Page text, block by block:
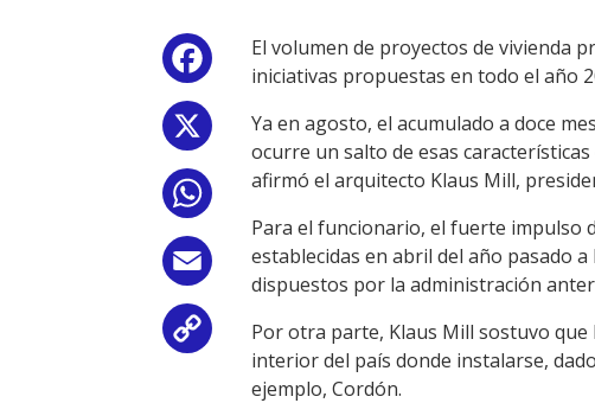
Facebook
Email
Copy
Link
El volumen de proyectos de vivienda
iniciativas propuestas en todo el año
Ya en agosto, el acumulado a doce
ocurre un salto de esas
afirmó el arquitecto Klaus Mill,
Para el funcionario, el fuerte impulso
establecidas en abril del año pasado
dispuestos por la administración
Por otra parte, Klaus Mill sostuvo
interior del país donde instalarse,
ejemplo, Cordón.